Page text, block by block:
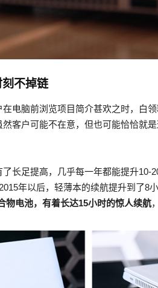
不掉链
电脑前浏览项目简介甚欢之时，白
客户可能不在意，但也可能恰恰就
长足提高，几乎每一年都能提升10-
年以后，轻薄本的续航提升到了8
物电池，有着长达15小时的惊人续航